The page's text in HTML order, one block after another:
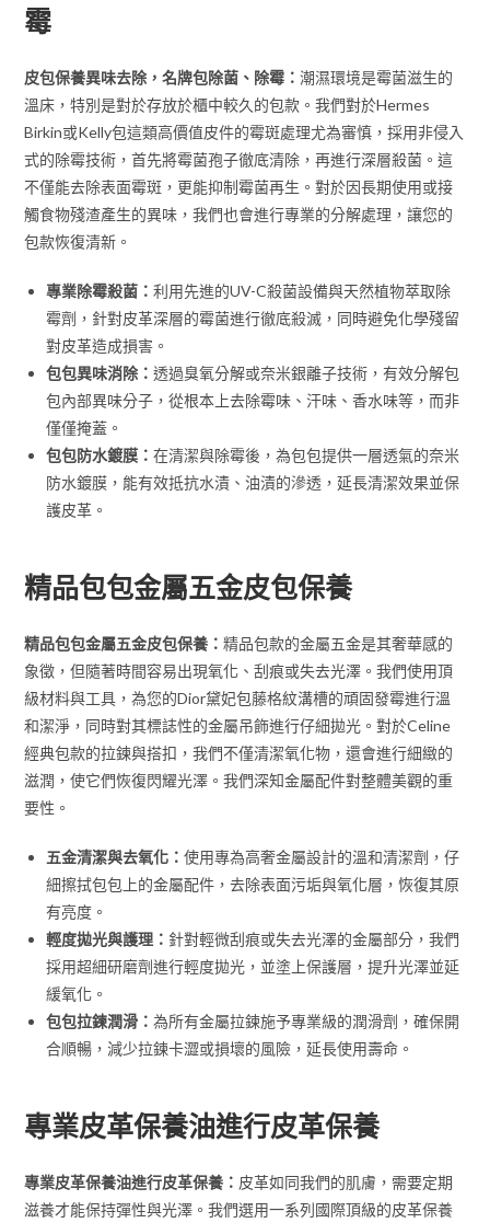
霉
皮包保養異味去除，名牌包除菌、除霉：潮濕環境是霉菌滋生的
溫床，特別是對於存放於櫃中較久的包款。我們對於Hermes
Birkin或Kelly包這類高價值皮件的霉斑處理尤為審慎，採用非侵入
式的除霉技術，首先將霉菌孢子徹底清除，再進行深層殺菌。這
不僅能去除表面霉斑，更能抑制霉菌再生。對於因長期使用或接
觸食物殘渣產生的異味，我們也會進行專業的分解處理，讓您的
包款恢復清新。
專業除霉殺菌：利用先進的UV-C殺菌設備與天然植物萃取除
霉劑，針對皮革深層的霉菌進行徹底殺滅，同時避免化學殘留
對皮革造成損害。
包包異味消除：透過臭氧分解或奈米銀離子技術，有效分解包
包內部異味分子，從根本上去除霉味、汗味、香水味等，而非
僅僅掩蓋。
包包防水鍍膜：在清潔與除霉後，為包包提供一層透氣的奈米
防水鍍膜，能有效抵抗水漬、油漬的滲透，延長清潔效果並保
護皮革。
精品包包金屬五金皮包保養
精品包包金屬五金皮包保養：精品包款的金屬五金是其奢華感的
象徵，但隨著時間容易出現氧化、刮痕或失去光澤。我們使用頂
級材料與工具，為您的Dior黛妃包藤格紋溝槽的頑固發霉進行溫
和潔淨，同時對其標誌性的金屬吊飾進行仔細拋光。對於Celine
經典包款的拉鍊與搭扣，我們不僅清潔氧化物，還會進行細緻的
滋潤，使它們恢復閃耀光澤。我們深知金屬配件對整體美觀的重
要性。
五金清潔與去氧化：使用專為高奢金屬設計的溫和清潔劑，仔
細擦拭包包上的金屬配件，去除表面污垢與氧化層，恢復其原
有亮度。
輕度拋光與護理： 針對輕微刮痕或失去光澤的金屬部分，我們
採用超細研磨劑進行輕度拋光，並塗上保護層，提升光澤並延
緩氧化。
包包拉鍊潤滑：為所有金屬拉鍊施予專業級的潤滑劑，確保開
合順暢，減少拉鍊卡澀或損壞的風險，延長使用壽命。
專業皮革保養油進行皮革保養
專業皮革保養油進行皮革保養： 皮革如同我們的肌膚，需要定期
滋養才能保持彈性與光澤。我們選用一系列國際頂級的皮革保養